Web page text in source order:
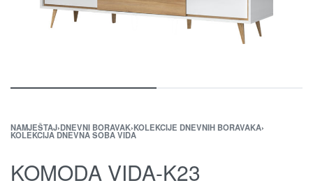
NAMJEŠTAJ›DNEVNI BORAVAK›KOLEKCIJE DNEVNIH BORAVAKA›
KOLEKCIJA DNEVNA SOBA VIDA
KOMODA VIDA-K23